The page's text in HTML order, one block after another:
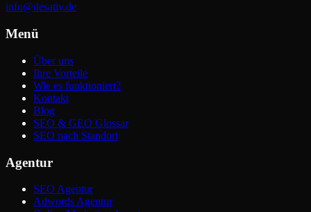
info@desativ.de
Menü
Über uns
Ihre Vorteile
Wie es funktioniert?
Kontakt
Blog
SEO & GEO Glossar
SEO nach Standort
Agentur
SEO Agentur
Adwords Agentur